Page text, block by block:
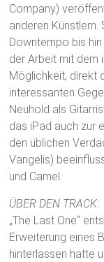
Company)
anderen
Downtempo bis
der Arbeit mit dem
Möglichkeit, direkt
interessanten
Neuhold als
das iPad auch zur
den üblichen
Vangelis)
und Camel.
ÜBER DEN TRACK:
„The Last One“
Erweiterung eines
hinterlassen hatte